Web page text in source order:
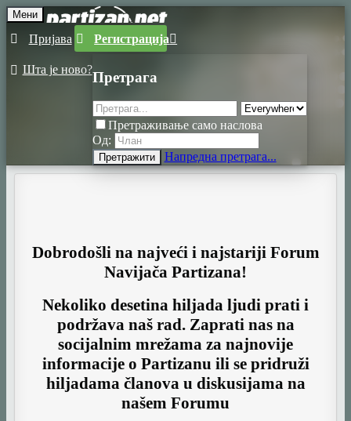
Мени
Пријава Регистрација
Шта је ново?Претрага
Претраживање само наслова
Од:
Претражити Напредна претрага...
Dobrodošli na najveći i najstariji Forum
Navijača Partizana!
Nekoliko desetina hiljada ljudi prati i
podržava naš rad. Zaprati nas na
socijalnim mrežama za najnovije
informacije o Partizanu ili se pridruži
hiljadama članova u diskusijama na
našem Forumu